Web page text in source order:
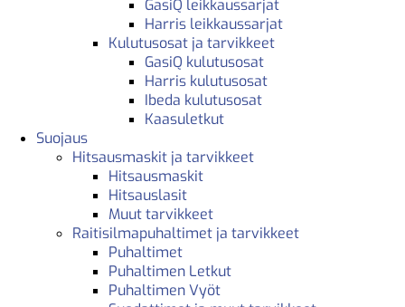
GasiQ leikkaussarjat
Harris leikkaussarjat
Kulutusosat ja tarvikkeet
GasiQ kulutusosat
Harris kulutusosat
Ibeda kulutusosat
Kaasuletkut
Suojaus
Hitsausmaskit ja tarvikkeet
Hitsausmaskit
Hitsauslasit
Muut tarvikkeet
Raitisilmapuhaltimet ja tarvikkeet
Puhaltimet
Puhaltimen Letkut
Puhaltimen Vyöt